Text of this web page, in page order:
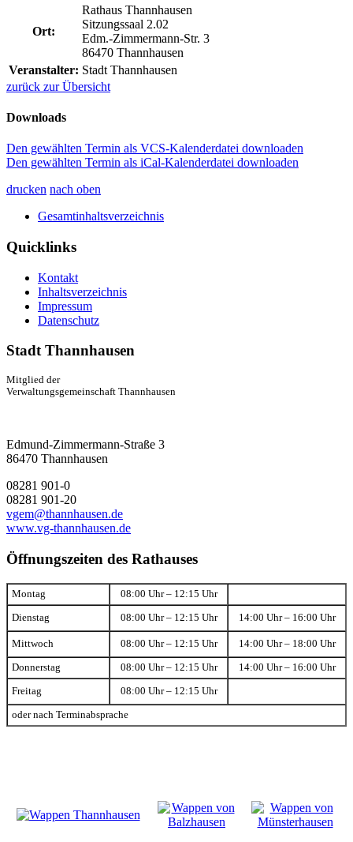
Ort:
Rathaus Thannhausen
Sitzungssaal 2.02
Edm.-Zimmermann-Str. 3
86470 Thannhausen
Veranstalter: Stadt Thannhausen
zurück zur Übersicht
Downloads
Den gewählten Termin als VCS-Kalenderdatei downloaden
Den gewählten Termin als iCal-Kalenderdatei downloaden
drucken nach oben
Gesamtinhaltsverzeichnis
Quicklinks
Kontakt
Inhaltsverzeichnis
Impressum
Datenschutz
Stadt Thannhausen
Mitglied der
Verwaltungsgemeinschaft Thannhausen
Edmund-Zimmermann-Straße 3
86470 Thannhausen
08281 901-0
08281 901-20
vgem@thannhausen.de
www.vg-thannhausen.de
Öffnungszeiten des Rathauses
Montag 08:00 Uhr – 12:15 Uhr
Dienstag 08:00 Uhr – 12:15 Uhr 14:00 Uhr – 16:00 Uhr
Mittwoch 08:00 Uhr – 12:15 Uhr 14:00 Uhr – 18:00 Uhr
Donnerstag 08:00 Uhr – 12:15 Uhr 14:00 Uhr – 16:00 Uhr
Freitag 08:00 Uhr – 12:15 Uhr
oder nach Terminabsprache